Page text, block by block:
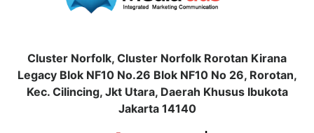
Cluster Norfolk, Cluster Norfolk Rorotan Kirana
Legacy Blok NF10 No.26 Blok NF10 No 26, Rorotan,
Kec. Cilincing, Jkt Utara, Daerah Khusus Ibukota
Jakarta 14140